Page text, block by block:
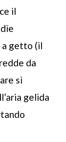
il
a getto (il
da
si
gelida